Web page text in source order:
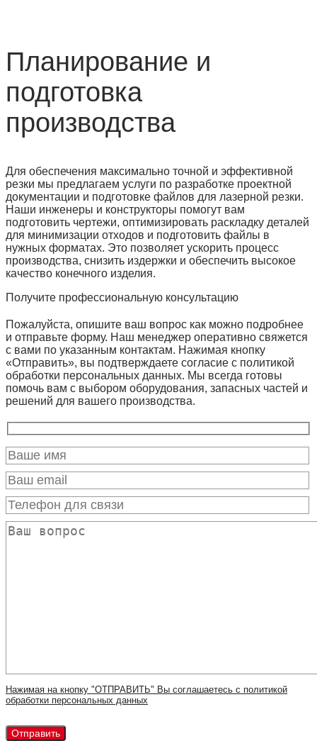
Планирование и
подготовка
производства
Для обеспечения максимально точной и эффективной
резки мы предлагаем услуги по разработке проектной
документации и подготовке файлов для лазерной резки.
Наши инженеры и конструкторы помогут вам
подготовить чертежи, оптимизировать раскладку деталей
для минимизации отходов и подготовить файлы в
нужных форматах. Это позволяет ускорить процесс
производства, снизить издержки и обеспечить высокое
качество конечного изделия.
Получите профессиональную консультацию
Пожалуйста, опишите ваш вопрос как можно подробнее
и отправьте форму. Наш менеджер оперативно свяжется
с вами по указанным контактам. Нажимая кнопку
«Отправить», вы подтверждаете согласие с политикой
обработки персональных данных. Мы всегда готовы
помочь вам с выбором оборудования, запасных частей и
решений для вашего производства.
Нажимая на кнопку "ОТПРАВИТЬ" Вы соглашаетесь с политикой
обработки персональных данных